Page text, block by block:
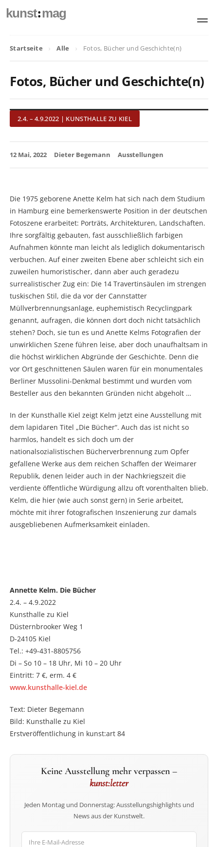
kunst:mag
Startseite Alle Fotos, Bücher und Geschichte(n)
Fotos, Bücher und Geschichte(n)
2.4. – 4.9.2022 | KUNSTHALLE ZU KIEL
12 Mai, 2022 Dieter Begemann Ausstellungen
Die 1975 geborene Anette Kelm hat sich nach dem Studium
in Hamburg eine bemerkenswerte Position in der deutschen
Fotoszene erarbeitet: Porträts, Architekturen, Landschaften.
Ihre sorgfältig gebauten, fast ausschließlich farbigen
Aufnahmen könnte man leicht als lediglich dokumentarisch
verbuchen. Auf einer zweiten Ebene aber schleicht sich ein
zuweilen humoristischer, dann aber auch geradezu
surrealistischer Zug ein: Die 14 Travertinsäulen im strengen
tuskischen Stil, die da vor der Cannstatter
Müllverbrennungsanlage, euphemistisch Recyclingpark
genannt, aufragen, die können dort doch nicht tatsächlich
stehen? Doch, sie tun es und Anette Kelms Fotografien der
unwirklichen Szene führen leise, aber doch unaufhaltsam in
die höchst wirklichen Abgründe der Geschichte. Denn die
vor Ort geschnittenen Säulen waren für ein monumentales
Berliner Mussolini-Denkmal bestimmt und wurden vom
Besteller aus den bekannten Gründen nicht abgeholt …
In der Kunsthalle Kiel zeigt Kelm jetzt eine Ausstellung mit
dem lapidaren Titel „Die Bücher“. Auch das ist nicht so
harmlos, handelt es sich doch um der
nationalsozialistischen Bücherverbrennung zum Opfer
gefallene Werke aus dem reichen Schaffen der Weimarer
Republik, denen leider auch in der Nachkriegszeit die
verdiente öffentliche Würdigung allzu oft vorenthalten blieb.
Kelm, die hier (wie auch sonst gern) in Serie arbeitet,
möchte mit ihrer fotografischen Inszenierung zur damals
ausgebliebenen Aufmerksamkeit einladen.
Annette Kelm. Die Bücher
2.4. – 4.9.2022
Kunsthalle zu Kiel
Düsternbrooker Weg 1
D-24105 Kiel
Tel.: +49-431-8805756
Di – So 10 – 18 Uhr, Mi 10 – 20 Uhr
Eintritt: 7 €, erm. 4 €
www.kunsthalle-kiel.de
Text: Dieter Begemann
Bild: Kunsthalle zu Kiel
Erstveröffentlichung in kunst:art 84
Keine Ausstellung mehr verpassen –
kunst:letter
Jeden Montag und Donnerstag: Ausstellungshighlights und
News aus der Kunstwelt.